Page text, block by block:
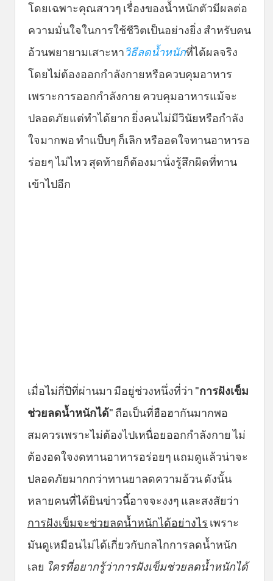
โดยเฉพาะคุณสาวๆ เรื่องของน้ำหนักตัวมีผลต่อ
ความมั่นใจในการใช้ชีวิตเป็นอย่างยิ่ง สำหรับคน
อ้วนพยายามเสาะหาวิธีลดน้ำหนักที่ได้ผลจริง
โดยไม่ต้องออกกำลังกายหรือควบคุมอาหาร
เพราะการออกกำลังกาย ควบคุมอาหารแม้จะ
ปลอดภัยแต่ทำได้ยาก ยิ่งคนไม่มีวินัยหรือกำลัง
ใจมากพอ ทำแป็บๆ ก็เลิก หรืออดใจทานอาหารอ
ร่อยๆ ไม่ไหว สุดท้ายก็ต้องมานั่งรู้สึกผิดที่ทาน
เข้าไปอีก
เมื่อไม่กี่ปีที่ผ่านมา มีอยู่ช่วงหนึ่งที่ว่า "การฝังเข็ม
ช่วยลดน้ำหนักได้" ถือเป็นที่ฮือฮากันมากพอ
สมควรเพราะไม่ต้องไปเหนื่อยออกกำลังกาย ไม่
ต้องอดใจงดทานอาหารอร่อยๆ แถมดูแล้วน่าจะ
ปลอดภัยมากกว่าทานยาลดความอ้วน ดังนั้น
หลายคนที่ได้ยินข่าวนี้อาจจะงงๆ และสงสัยว่า
การฝังเข็มจะช่วยลดน้ำหนักได้อย่างไร เพราะ
มันดูเหมือนไม่ได้เกี่ยวกับกลไกการลดน้ำหนัก
เลย ใครที่อยากรู้ว่าการฝังเข็มช่วยลดน้ำหนักได้